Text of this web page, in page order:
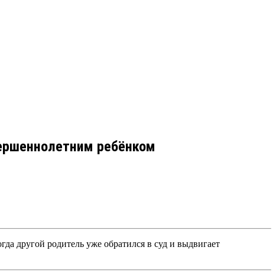
ребёнком
другой родитель уже обратился в суд и выдвигает